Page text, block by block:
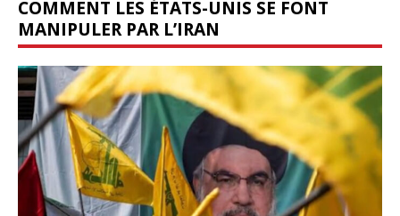
COMMENT LES ÉTATS-UNIS SE FONT
MANIPULER PAR L’IRAN